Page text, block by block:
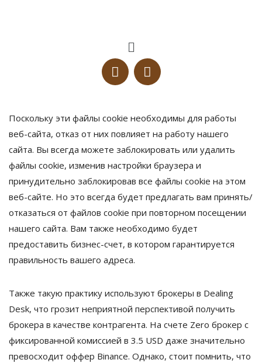
Поскольку эти файлы cookie необходимы для работы
веб-сайта, отказ от них повлияет на работу нашего
сайта. Вы всегда можете заблокировать или удалить
файлы cookie, изменив настройки браузера и
принудительно заблокировав все файлы cookie на этом
веб-сайте. Но это всегда будет предлагать вам принять/
отказаться от файлов cookie при повторном посещении
нашего сайта. Вам также необходимо будет
предоставить бизнес-счет, в котором гарантируется
правильность вашего адреса.
Также такую практику используют брокеры в Dealing
Desk, что грозит неприятной перспективой получить
брокера в качестве контрагента. На счете Zero брокер с
фиксированной комиссией в 3.5 USD даже значительно
превосходит оффер Binance. Однако, стоит помнить, что